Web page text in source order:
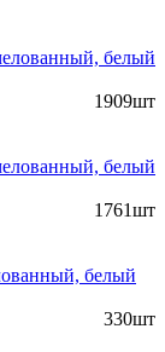
белый
1909шт
белый
1761шт
белый
330шт